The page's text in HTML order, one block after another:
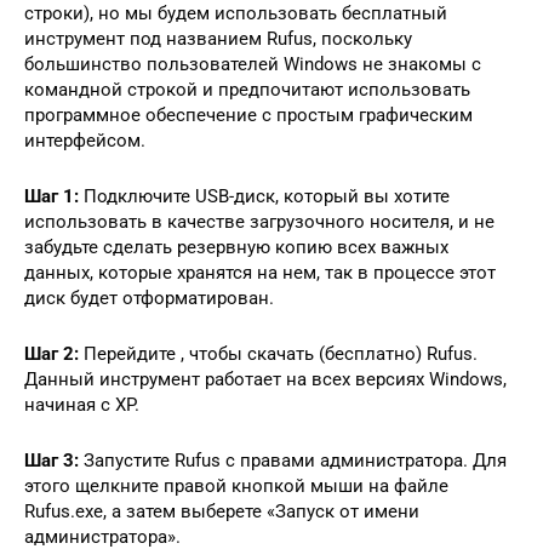
строки), но мы будем использовать бесплатный
инструмент под названием Rufus, поскольку
большинство пользователей Windows не знакомы с
командной строкой и предпочитают использовать
программное обеспечение с простым графическим
интерфейсом.
Шаг 1: Подключите USB-диск, который вы хотите
использовать в качестве загрузочного носителя, и не
забудьте сделать резервную копию всех важных
данных, которые хранятся на нем, так в процессе этот
диск будет отформатирован.
Шаг 2: Перейдите , чтобы скачать (бесплатно) Rufus.
Данный инструмент работает на всех версиях Windows,
начиная с XP.
Шаг 3: Запустите Rufus с правами администратора. Для
этого щелкните правой кнопкой мыши на файле
Rufus.exe, а затем выберете «Запуск от имени
администратора».